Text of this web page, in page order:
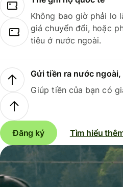
Không bao giờ phải lo
giá chuyển đổi, hoặc
tiêu ở nước ngoài.
Gửi tiền ra nước
Giúp tiền của bạn có
Đăng ký Tìm hiểu